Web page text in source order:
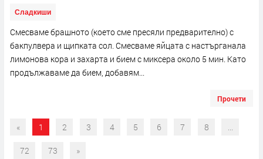
Сладкиши
Смесваме брашното (което сме пресяли предварително) с
бакпулвера и щипката сол. Смесваме яйцата с настърганала
лимонова кора и захарта и бием с миксера около 5 мин. Като
продължаваме да бием, добавям...
Прочети
« 1 2 3 4 5 6 7 8 ...
72 73 »